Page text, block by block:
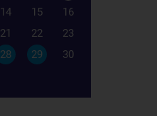
14 15
16
21 22
23
28 29
30